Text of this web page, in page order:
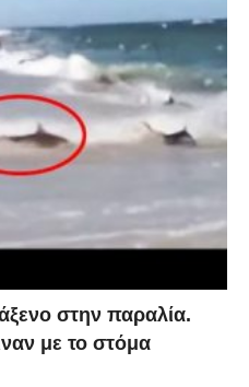
στην παραλία.
με το στόμα